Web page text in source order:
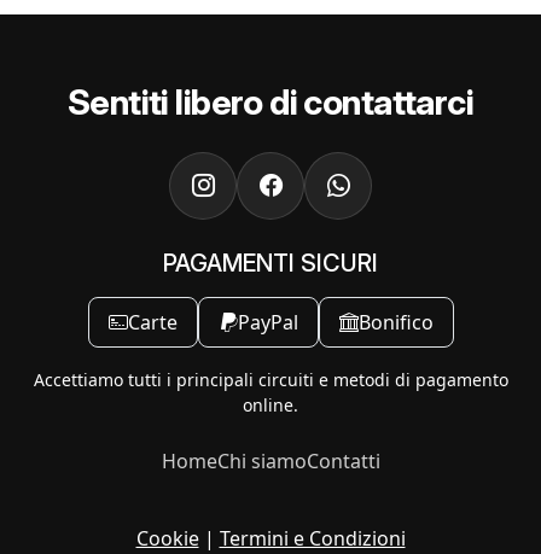
Sentiti libero di contattarci
PAGAMENTI SICURI
Carte PayPal Bonifico
Accettiamo tutti i principali circuiti e metodi di pagamento
online.
HomeChi siamoContatti
Cookie| Termini e Condizioni